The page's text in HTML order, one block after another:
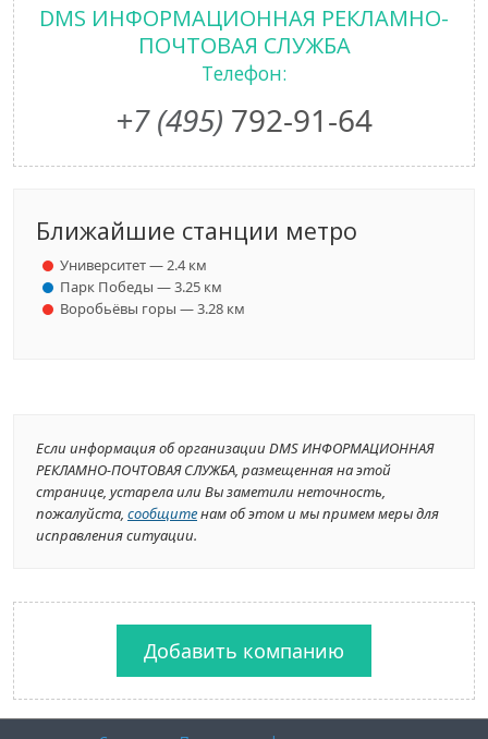
DMS ИНФОРМАЦИОННАЯ РЕКЛАМНО-
ПОЧТОВАЯ СЛУЖБА
Телефон:
+7 (495) 792-91-64
Ближайшие станции метро
Университет — 2.4 км
Парк Победы — 3.25 км
Воробьёвы горы — 3.28 км
Если информация об организации DMS ИНФОРМАЦИОННАЯ
РЕКЛАМНО-ПОЧТОВАЯ СЛУЖБА, размещенная на этой
странице, устарела или Вы заметили неточность,
пожалуйста, сообщитенам об этом и мы примем меры для
исправления ситуации.
Добавить компанию